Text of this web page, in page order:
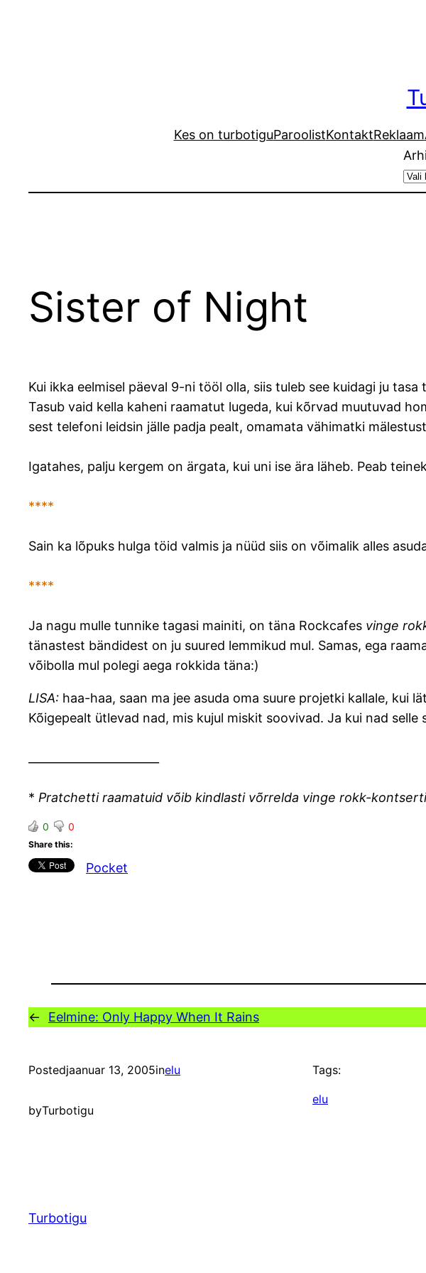
Kes on turbotiguParoolistKontaktReklaam
Sister of Night
Kui ikka eelmisel päeval 9-ni tööl olla, siis tuleb see kuidagi ju
Tasub vaid kella kaheni raamatut lugeda, kui kõrvad muutuvad
sest telefoni leidsin jälle padja pealt, omamata vähimatki
Igatahes, palju kergem on ärgata, kui uni ise ära läheb. Peab
****
Sain ka lõpuks hulga töid valmis ja nüüd siis on võimalik alles
****
Ja nagu mulle tunnike tagasi mainiti, on täna Rockcafes vinge
tänastest bändidest on ju suured lemmikud mul. Samas, ega
võibolla mul polegi aega rokkida täna:)
LISA: haa-haa, saan ma jee asuda oma suure projetki kallale, kui
Kõigepealt ütlevad nad, mis kujul miskit soovivad. Ja kui nad selle
* Pratchetti raamatuid võib kindlasti võrrelda vinge rokk-
0 0
Share this:
Pocket
← Eelmine: Only Happy When It Rains
Postedjaanuar 13, 2005inelu
byTurbotigu
Tags:
elu
Turbotigu